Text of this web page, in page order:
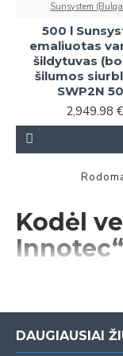
Sunsystem
500 l
emaliuotas
šildytuvas
šilumos
SWP2N
2,949.98 €
Kodėl
novatoriškomis
šildymo
DAUGIAUSIAI